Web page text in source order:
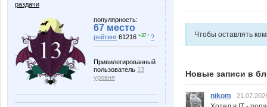
раздачи
популярность:
67 место
рейтинг 61216 +37 ↑ ?
Привилегированный
пользователь 13
уровня
Чтобы оставлять
Новые записи в
nikom